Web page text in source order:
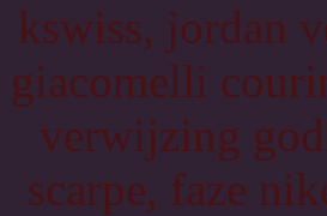
kswiss, jordan
giacomelli
verwijzing
scarpe, faze